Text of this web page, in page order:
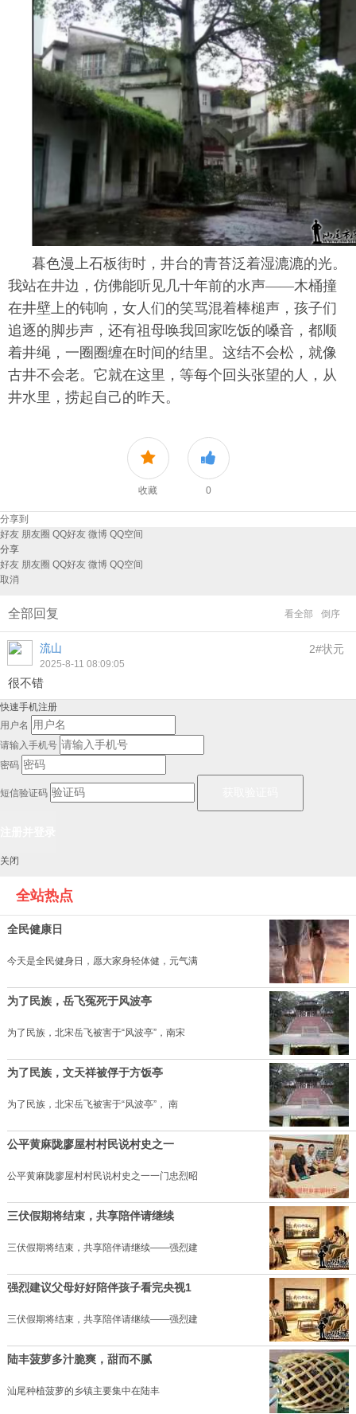
暮色漫上石板街时，井台的青苔泛着湿漉漉的光。
我站在井边，仿佛能听见几十年前的水声——木桶撞
在井壁上的钝响，女人们的笑骂混着棒槌声，孩子们
追逐的脚步声，还有祖母唤我回家吃饭的嗓音，都顺
着井绳，一圈圈缠在时间的结里。这结不会松，就像
古井不会老。它就在这里，等每个回头张望的人，从
井水里，捞起自己的昨天。
收藏 0
分享到
好友 朋友圈 QQ好友 微博 QQ空间
分享
好友 朋友圈 QQ好友 微博 QQ空间
取消
全部回复 倒序
看全部
流山
2025-8-11 08:09:05
2#状元
很不错
快速手机注册
用户名
请输入手机号
密码
短信验证码
关闭
全站热点
全民健康日
今天是全民健身日，愿大家身轻体健，元气满
为了民族，岳飞冤死于风波亭
为了民族，北宋岳飞被害于“风波亭”，南宋
为了民族，文天祥被俘于方饭亭
为了民族，北宋岳飞被害于“风波亭”， 南
公平黄麻陇廖屋村村民说村史之一
公平黄麻陇廖屋村村民说村史之一一门忠烈昭
三伏假期将结束，共享陪伴请继续
三伏假期将结束，共享陪伴请继续——强烈建
强烈建议父母好好陪伴孩子看完央视1
三伏假期将结束，共享陪伴请继续——强烈建
陆丰菠萝多汁脆爽，甜而不腻
汕尾种植菠萝的乡镇主要集中在陆丰